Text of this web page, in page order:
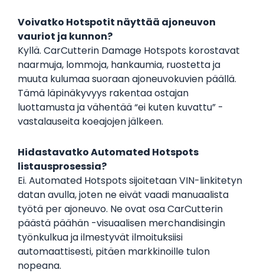
Voivatko Hotspotit näyttää ajoneuvon
vauriot ja kunnon?
Kyllä. CarCutterin Damage Hotspots korostavat
naarmuja, lommoja, hankaumia, ruostetta ja
muuta kulumaa suoraan ajoneuvokuvien päällä.
Tämä läpinäkyvyys rakentaa ostajan
luottamusta ja vähentää “ei kuten kuvattu” -
vastalauseita koeajojen jälkeen.
Hidastavatko Automated Hotspots
listausprosessia?
Ei. Automated Hotspots sijoitetaan VIN-linkitetyn
datan avulla, joten ne eivät vaadi manuaalista
työtä per ajoneuvo. Ne ovat osa CarCutterin
päästä päähän -visuaalisen merchandisingin
työnkulkua ja ilmestyvät ilmoituksiisi
automaattisesti, pitäen markkinoille tulon
nopeana.